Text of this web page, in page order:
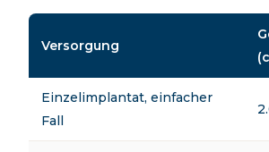
Versorgung
Einzelimplantat, einfacher
Fall